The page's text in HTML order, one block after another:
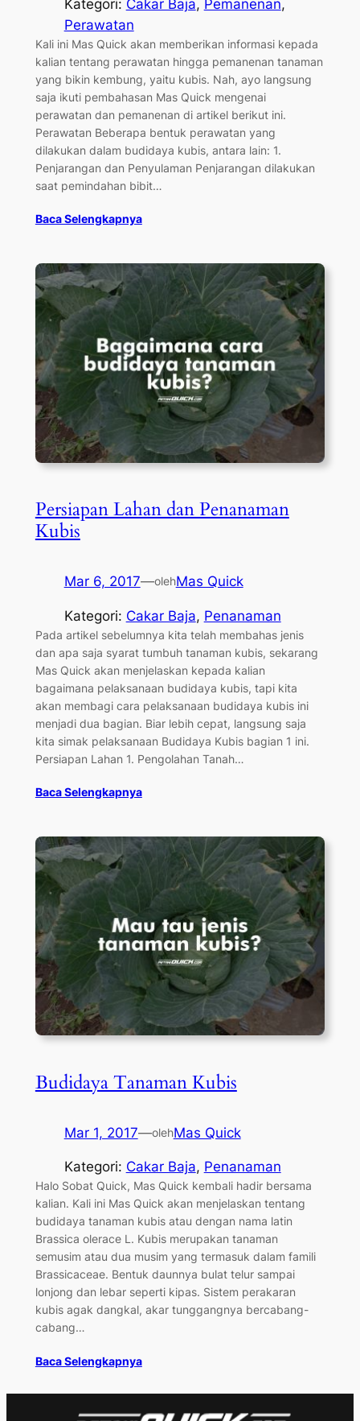
Kategori: Cakar Baja, Pemanenan
Perawatan
Kali ini Mas Quick akan memberikan informasi kepada
kalian tentang perawatan hingga pemanenan tanaman
yang bikin kembung, yaitu kubis. Nah, ayo langsung
saja ikuti pembahasan Mas Quick mengenai
perawatan dan pemanenan di artikel berikut ini.
Perawatan Beberapa bentuk perawatan yang
dilakukan dalam budidaya kubis, antara lain: 1.
Penjarangan dan Penyulaman Penjarangan dilakukan
saat pemindahan bibit…
Baca Selengkapnya
Persiapan Lahan dan Penanaman
Kubis
Mar 6, 2017—olehMas Quick
Kategori: Cakar Baja, Penanaman
Pada artikel sebelumnya kita telah membahas jenis
dan apa saja syarat tumbuh tanaman kubis, sekarang
Mas Quick akan menjelaskan kepada kalian
bagaimana pelaksanaan budidaya kubis, tapi kita
akan membagi cara pelaksanaan budidaya kubis ini
menjadi dua bagian. Biar lebih cepat, langsung saja
kita simak pelaksanaan Budidaya Kubis bagian 1 ini.
Persiapan Lahan 1. Pengolahan Tanah…
Baca Selengkapnya
Budidaya Tanaman Kubis
Mar 1, 2017—olehMas Quick
Kategori: Cakar Baja, Penanaman
Halo Sobat Quick, Mas Quick kembali hadir bersama
kalian. Kali ini Mas Quick akan menjelaskan tentang
budidaya tanaman kubis atau dengan nama latin
Brassica olerace L. Kubis merupakan tanaman
semusim atau dua musim yang termasuk dalam famili
Brassicaceae. Bentuk daunnya bulat telur sampai
lonjong dan lebar seperti kipas. Sistem perakaran
kubis agak dangkal, akar tunggangnya bercabang-
cabang…
Baca Selengkapnya